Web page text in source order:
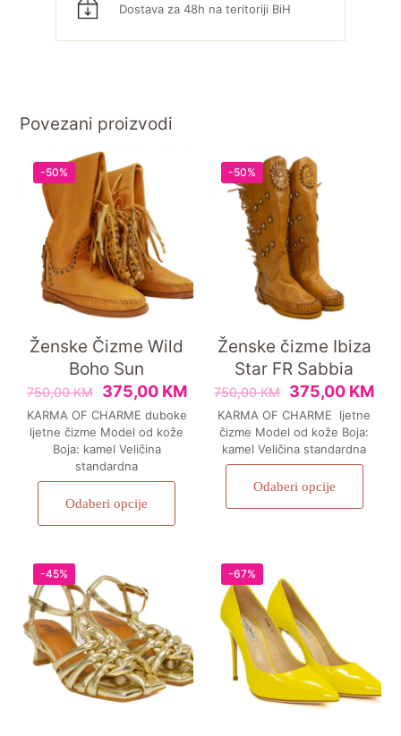
Dostava za 48h na teritoriji BiH
Povezani proizvodi
-50%
Ženske Čizme Wild
Boho Sun
750,00KM 375,00 KM
KARMA OF CHARME duboke
ljetne čizme Model od kože
Boja: kamel Veličina
standardna
Odaberi opcije
-50%
Ženske čizme Ibiza
Star FR Sabbia
750,00KM 375,00 KM
KARMA OF CHARME ljetne
čizme Model od kože Boja:
kamel Veličina standardna
Odaberi opcije
-45% -67%